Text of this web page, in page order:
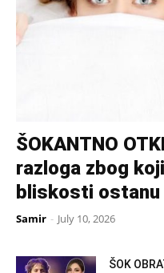
ŠOKANTNO
razloga zbog
bliskosti ostanu
Samir - July 10, 2026
ŠOK